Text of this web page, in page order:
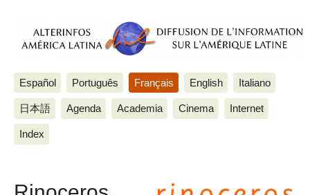
Español Português Français English Italiano
日本語 Agenda Academia Cinema Internet
Index